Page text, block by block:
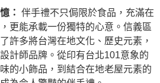
： 伴手禮不只侷限於食品，充滿在
更能承載一份獨特的心意。信義區
許多將台灣在地文化、歷史元素，
計師品牌。從印有台北101意象的
的小飾品，到結合在地老屋元素的